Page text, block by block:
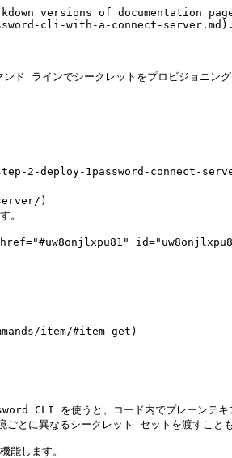
versions of documentation
cli-with-a-connect-server.md).
でシークレットをプロビジョニングし
2-deploy-1password-connect-
)
。
item/#item-get)
CLI を使うと、コード内でプレーンテキ
なるシークレット セットを渡すことも
能します。